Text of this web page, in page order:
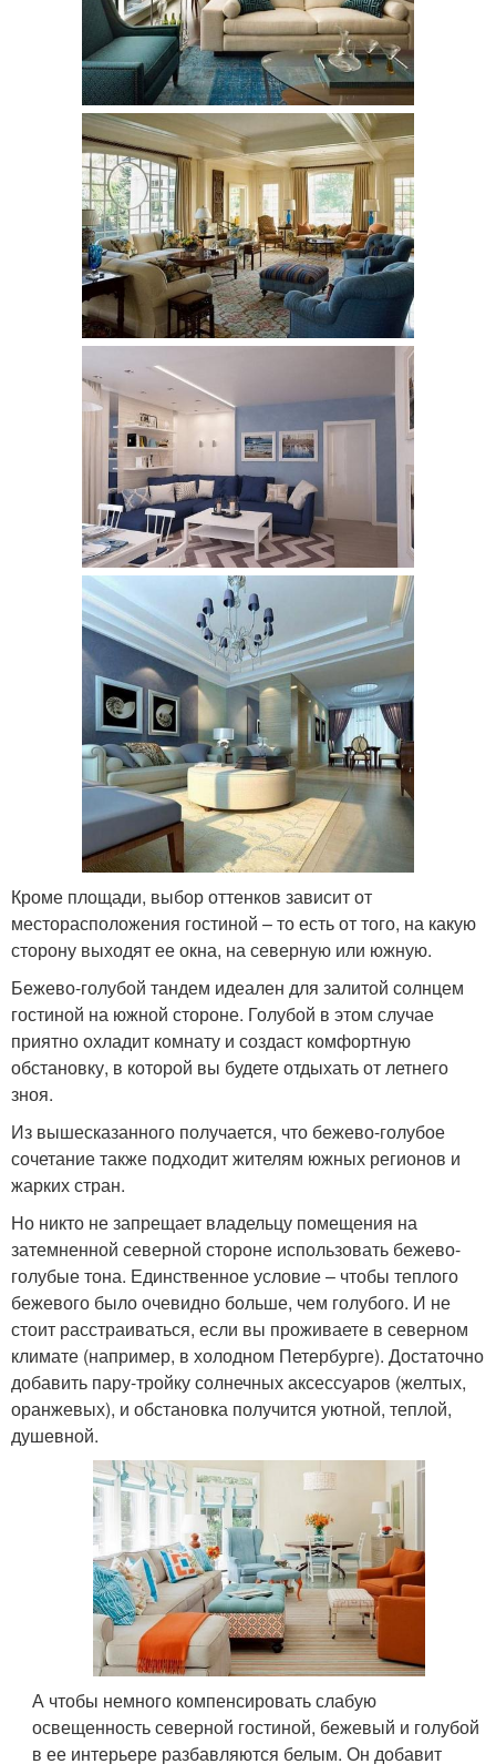
Кроме площади, выбор оттенков зависит от
месторасположения гостиной – то есть от того, на какую
сторону выходят ее окна, на северную или южную.
Бежево-голубой тандем идеален для залитой солнцем
гостиной на южной стороне. Голубой в этом случае
приятно охладит комнату и создаст комфортную
обстановку, в которой вы будете отдыхать от летнего
зноя.
Из вышесказанного получается, что бежево-голубое
сочетание также подходит жителям южных регионов и
жарких стран.
Но никто не запрещает владельцу помещения на
затемненной северной стороне использовать бежево-
голубые тона. Единственное условие – чтобы теплого
бежевого было очевидно больше, чем голубого. И не
стоит расстраиваться, если вы проживаете в северном
климате (например, в холодном Петербурге). Достаточно
добавить пару-тройку солнечных аксессуаров (желтых,
оранжевых), и обстановка получится уютной, теплой,
душевной.
А чтобы немного компенсировать слабую
освещенность северной гостиной, бежевый и голубой
в ее интерьере разбавляются белым. Он добавит